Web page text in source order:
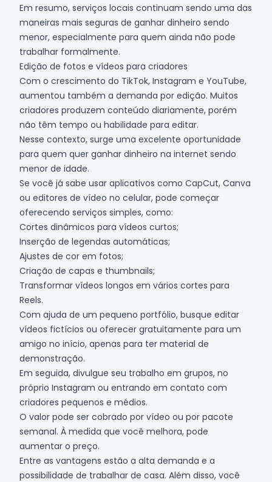
Em resumo, serviços locais continuam sendo uma das
maneiras mais seguras de ganhar dinheiro sendo
menor, especialmente para quem ainda não pode
trabalhar formalmente.
Edição de fotos e vídeos para criadores
Com o crescimento do TikTok, Instagram e YouTube,
aumentou também a demanda por edição. Muitos
criadores produzem conteúdo diariamente, porém
não têm tempo ou habilidade para editar.
Nesse contexto, surge uma excelente oportunidade
para quem quer ganhar dinheiro na internet sendo
menor de idade.
Se você já sabe usar aplicativos como CapCut, Canva
ou editores de vídeo no celular, pode começar
oferecendo serviços simples, como:
Cortes dinâmicos para vídeos curtos;
Inserção de legendas automáticas;
Ajustes de cor em fotos;
Criação de capas e thumbnails;
Transformar vídeos longos em vários cortes para
Reels.
Com ajuda de um pequeno portfólio, busque editar
vídeos fictícios ou oferecer gratuitamente para um
amigo no início, apenas para ter material de
demonstração.
Em seguida, divulgue seu trabalho em grupos, no
próprio Instagram ou entrando em contato com
criadores pequenos e médios.
O valor pode ser cobrado por vídeo ou por pacote
semanal. À medida que você melhora, pode
aumentar o preço.
Entre as vantagens estão a alta demanda e a
possibilidade de trabalhar de casa. Além disso, você